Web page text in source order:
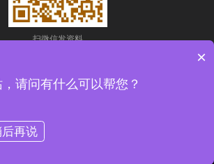
扫微信发资料
科宇环保工程有限公司
18021056号-3
×
请问有什么可以帮您？
再说